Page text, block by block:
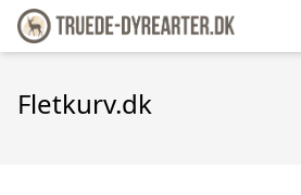
Fletkurv.dk